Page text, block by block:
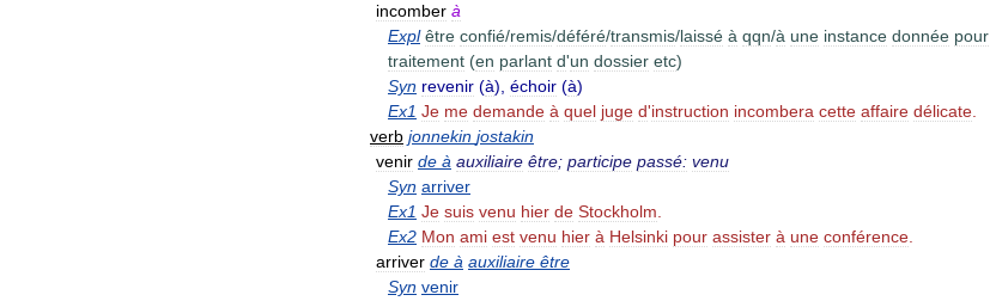
incomber à
Expl être confié/remis/déféré/transmis/laissé à qqn/à une instance donnée pour
traitement (en parlant d'un dossier etc)
Syn revenir (à), échoir (à)
Ex1 Je me demande à quel juge d'instruction incombera cette affaire délicate
verb jonnekin jostakin
venir de à auxiliaire être; participe passé: venu
Syn arriver
Ex1 Je suis venu hier de Stockholm
Ex2 Mon ami est venu hier à Helsinki pour assister à une conférence
arriver de à auxiliaire être
Syn venir